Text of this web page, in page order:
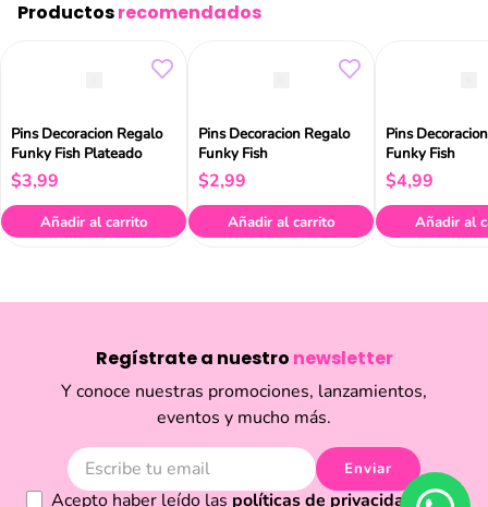
Productosrecomendados
Pins Decoracion Regalo
Funky Fish Plateado
$3,99
Añadir al carrito
Pins Decoracion Regalo
Funky Fish
$2,99
Añadir al carrito
Pins
Funky Fish
$4,99
Añadir al
Regístrate a nuestro newsletter
Y conoce nuestras promociones, lanzamientos,
eventos y mucho más.
Enviar
Acepto haber leído las políticas de privacidad.